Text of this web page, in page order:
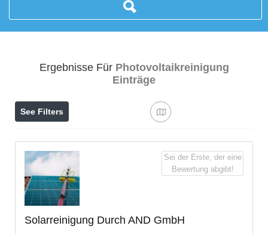
Ergebnisse Für Photovoltaikreinigung
Einträge
See Filters
Solarreinigung Durch AND GmbH
Sei der Erste, der eine
Bewertung abgibt!